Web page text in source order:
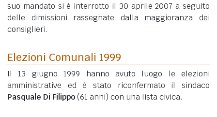
suo mandato si è interrotto il 30 aprile 2007 a seguito
delle dimissioni rassegnate dalla maggioranza dei
consiglieri.
Elezioni Comunali 1999
Il 13 giugno 1999 hanno avuto luogo le elezioni
amministrative ed è stato riconfermato il sindaco
Pasquale Di Filippo(61 anni) con una lista civica.